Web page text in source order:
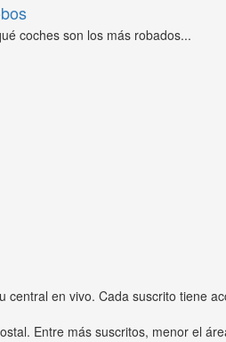
coches son los más robados...
en vivo. Cada suscrito tiene
Entre más suscritos, menor el